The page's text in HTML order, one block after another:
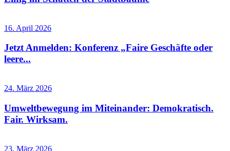
16. April 2026
Jetzt Anmelden: Konferenz „Faire Geschäfte oder
leere...
24. März 2026
Umweltbewegung im Miteinander: Demokratisch.
Fair. Wirksam.
23. März 2026